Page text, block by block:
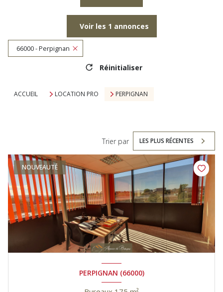
Voir les 1 annonces
66000 - Perpignan
Réinitialiser
ACCUEIL LOCATION PRO PERPIGNAN
Trier par LES PLUS RÉCENTES
NOUVEAUTÉ
PERPIGNAN (66000)